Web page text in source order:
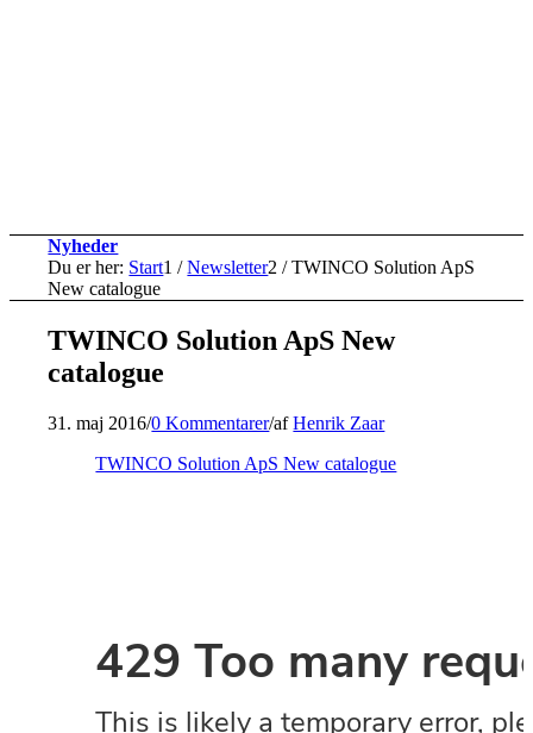
Nyheder
Du er her: Start1 / Newsletter2 / TWINCO Solution ApS
New catalogue
TWINCO Solution ApS New
catalogue
31. maj 2016/0 Kommentarer/afHenrik Zaar
TWINCO Solution ApS New catalogue